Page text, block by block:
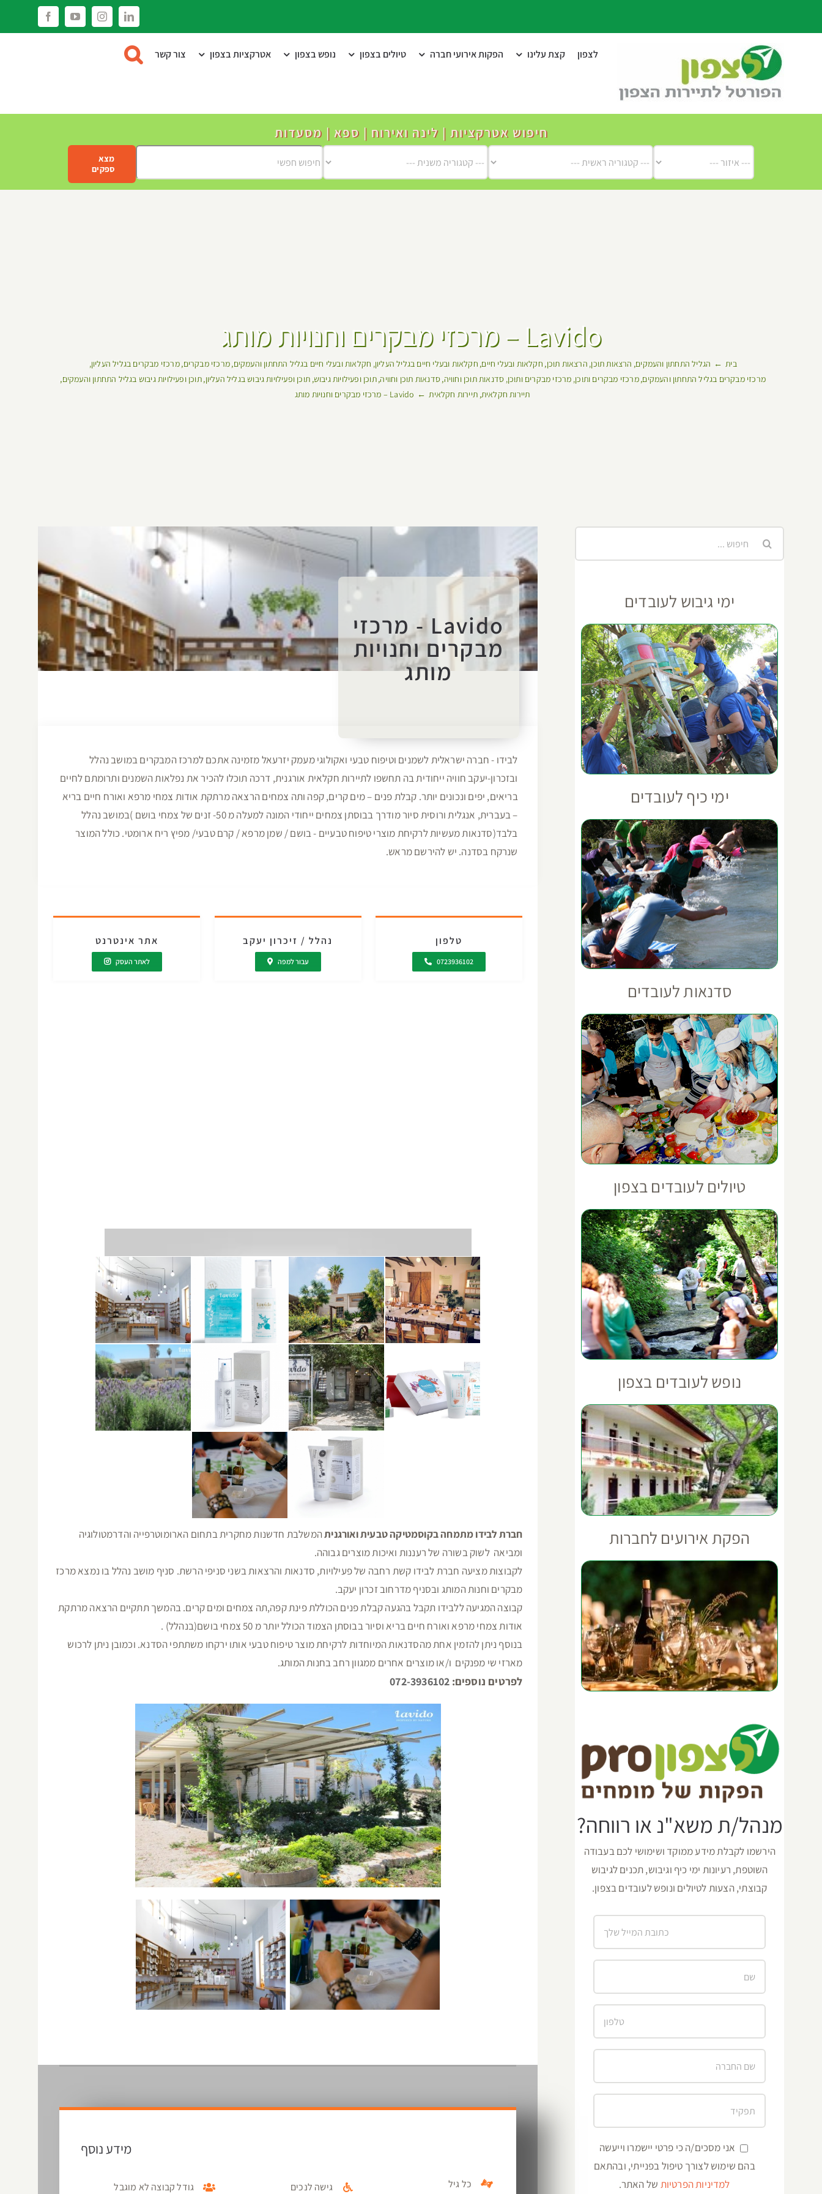
LinkedIn
Instagram
YouTube
Facebook
לצפון קצת עלינו הפקות אירועי חברה טיולים בצפון נופש בצפון אטרקציות בצפון צור קשר
חיפוש אטרקציות | לינה ואירוח | ספא | מסעדות
מצא
ספקים
Lavido – מרכזי מבקרים וחנויות מותג
בית הגליל התחתון והעמקים הרצאות תוכן הרצאות תוכן חקלאות ובעלי חיים חקלאות ובעלי חיים בגליל העליון חקלאות ובעלי חיים בגליל התחתון והעמקים מרכזי מבקרים מרכזי מבקרים בגליל העליון
מרכזי מבקרים בגליל התחתון והעמקים מרכזי מבקרים ותוכן מרכזי מבקרים ותוכן סדנאות תוכן וחוויה סדנאות תוכן וחוויה תוכן ופעילויות גיבוש תוכן ופעילויות גיבוש בגליל העליון תוכן ופעילויות גיבוש בגליל התחתון והעמקים
תיירות חקלאית תיירות חקלאית Lavido – מרכזי מבקרים וחנויות מותג
Lavido - מרכזי
מבקרים וחנויות
מותג
לבידו - חברה ישראלית לשמנים וטיפוח טבעי ואקולוגי מעמק יזרעאל מזמינה אתכם למרכז המבקרים במושב נהלל
ובזכרון-יעקב חוויה ייחודית בה תחשפו לתיירות חקלאית אורגנית, דרכה תוכלו להכיר את נפלאות השמנים ותרומתם לחיים
בריאים, יפים ונכונים יותר. קבלת פנים – מים קרים, קפה ותה צמחים הרצאה מרתקת אודות צמחי מרפא ואורח חיים בריא
– בעברית, אנגלית ורוסית סיור מודרך בבוסתן צמחים ייחודי המונה למעלה מ 50- זנים של צמחי בושם )במושב נהלל
בלבד(סדנאות מעשיות לרקיחת מוצרי טיפוח טבעיים - בושם / שמן מרפא / קרם טבעי/ מפיץ ריח ארומטי. כולל המוצר
שנרקח בסדנה. יש להירשם מראש.
טלפון
0723936102
נהלל / זיכרון יעקב
עבור למפה
אתר אינטרנט
לאתר העסק
חברת לבידו מתמחה בקוסמטיקה טבעית ואורגניתהמשלבת חדשנות מחקרית בתחום הארומוטרפייה והדרמטולוגיה
ומביאה לשוק בשורה של רעננות ואיכות מוצרים גבוהה.
לקבוצות מציעה חברת לבידו קשת רחבה של פעילויות, סדנאות והרצאות בשני סניפי הרשת. סניף מושב נהלל בו נמצא מרכז
מבקרים וחנות המותג ובסניף מדרחוב זכרון יעקב.
קבוצה המגיעה ללבידו תקבל בהגעה קבלת פנים הכוללת פינת קפה,תה צמחים ומים קרים. בהמשך תתקיים הרצאה מרתקת
אודות צמחי מרפא ואורח חיים בריא וסיור בבוסתן הצמוד הכולל יותר מ 50 צמחי בושם(בנהלל) .
בנוסף ניתן להזמין אחת מהסדנאות המיוחדות לרקיחת מוצר טיפוח טבעי אותו ירקחו משתתפי הסדנא. וכמובן ניתן לרכוש
מארזי שי מפנקים ו/או מוצרים אחרים ממגוון רחב בחנות המותג.
לפרטים נוספים: 072-3936102
מידע נוסף
כל גיל גישה לנכים גודל קבוצה לא מוגבל
ימי גיבוש לעובדים
ימי כיף לעובדים
סדנאות לעובדים
טיולים לעובדים בצפון
נופש לעובדים בצפון
הפקת אירועים לחברות
מנהל/ת משא"נ או רווחה?
הירשמו לקבלת מידע ממוקד ושימושי לכם בעבודה
השוטפת, רעיונות ימי כיף וגיבוש, תכנים לגיבוש
קבוצתי, הצעות לטיולים ונופש לעובדים בצפון.
אני מסכים/ה כי פרטי יישמרו וייעשה
בהם שימוש לצורך טיפול בפנייתי, ובהתאם
למדיניות הפרטיות של האתר.